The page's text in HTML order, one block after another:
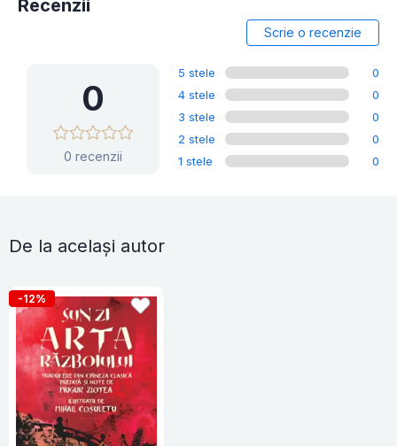
Recenzii
Scrie o recenzie
0
0 recenzii
5 stele
0
4 stele
0
3 stele
0
2 stele
0
1 stele
0
De la același autor
-12%